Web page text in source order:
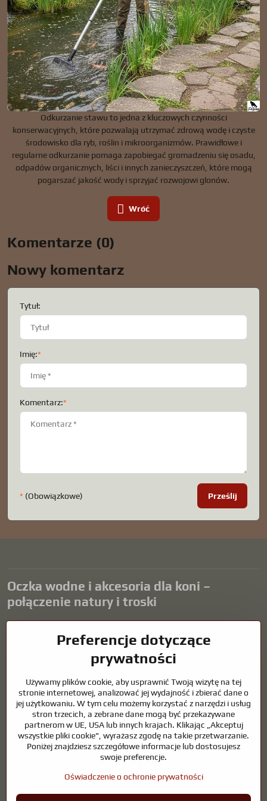
Odkurzanie stawu to jedna z kluczowych czynności
konserwacyjnych, które pozwalają utrzymać zdrową wodę i czyste
środowisko dla ryb, roślin i mikroorganizmów. Prawidłowe i
regularne odkurzanie pomaga zapobiegać gromadzeniu się osadu,
odpadów organicznych, liści i innych zanieczyszczeń, które mogą
pogarszać jakość wody i sprzyjać rozwojowi glonów.
Wróć
Komentarze (0)
Nowy komentarz
Tytuł:
Imię:*
Komentarz:*
* (Obowiązkowe) Prześlij
Oczka wodne i akcesoria dla koni –
połączenie natury i troski
harmonijne środowisko sprzyjające relaksowi i życiu zwierząt
wodnych. Odpowiednia technologia, filtracja i regularna
konserwacja są kluczem do czystej wody i zdrowego stawu przez
naszego życia.
Konie wymagają wysokiej jakości sprzętu jeździeckiego,
odpowiedniego odżywiania i odpowiedzialnej opieki, aby być zdrowe,
silne i zadowolone. Niezależnie od tego, czy chodzi o sprzęt dla
jeźdźców, hodowców, czy miłośników natury, celem jest stworzenie
środowiska, które wspiera naturalną równowagę, bezpieczeństwo i
©2026Prawa autorskie
Preferencje dotyczące
prywatności
Używamy plików cookie, aby usprawnić Twoją wizytę na tej
stronie internetowej, analizować jej wydajność i zbierać dane o
jej użytkowaniu. W tym celu możemy korzystać z narzędzi i usług
stron trzecich, a zebrane dane mogą być przekazywane
partnerom w UE, USA lub innych krajach. Klikając „Akceptuj
wszystkie pliki cookie", wyrażasz zgodę na takie przetwarzanie.
Poniżej znajdziesz szczegółowe informacje lub dostosujesz
swoje preferencje.
Oświadczenie o ochronie prywatności